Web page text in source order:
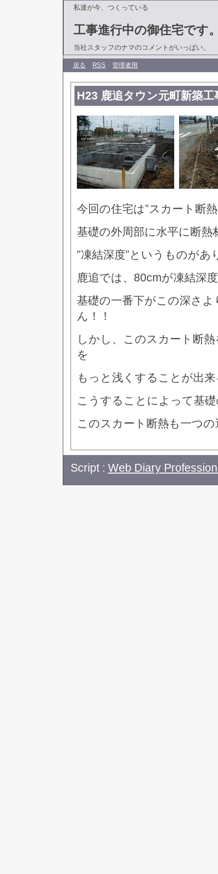
私達が今、つくっている
工事進行中の御住宅です
当社スタッフのナマのコメントがいっぱい。
戻る RSS 管理者用
H23 鹿追タウン元町新築工
今回の住宅は”スカート断
基礎の外周部に水平に断
”凍結深度”というものがあ
鹿追では、80cmが凍結深
基礎の一番下がこの深さ
ん！！
しかし、このスカート断
を
もっと浅くすることが出
こうすることによって基
このスカート断熱も一つ
Script : Web Diary